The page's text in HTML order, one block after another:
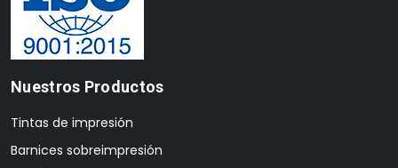
Nuestros Productos
Tintas de impresión
Barnices sobreimpresión